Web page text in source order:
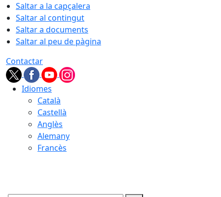
Saltar a la capçalera
Saltar al contingut
Saltar a documents
Saltar al peu de pàgina
Contactar
Idiomes
Català
Castellà
Anglès
Alemany
Francès